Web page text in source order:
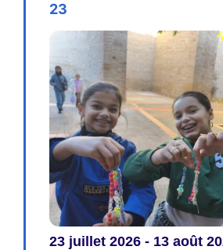
23
23 juillet 2026 - 13 août